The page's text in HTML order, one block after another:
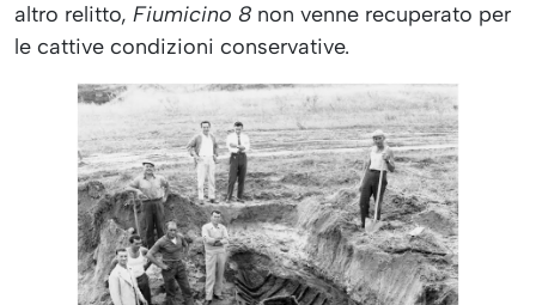
altro relitto, Fiumicino 8 non venne recuperato per
le cattive condizioni conservative.